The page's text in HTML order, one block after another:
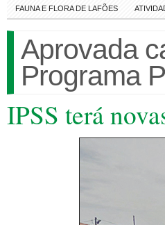
FAUNA E FLORA DE LAFÕES
Aprovada
Programa
IPSS terá